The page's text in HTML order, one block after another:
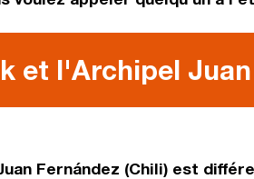
et l'Archipel
Fernández (Chili) est